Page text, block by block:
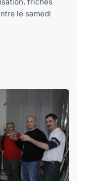
le samedi